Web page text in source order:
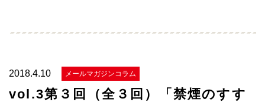
2018.4.10 メールマガジンコラム
vol.3第３回（全３回）「禁煙のすす